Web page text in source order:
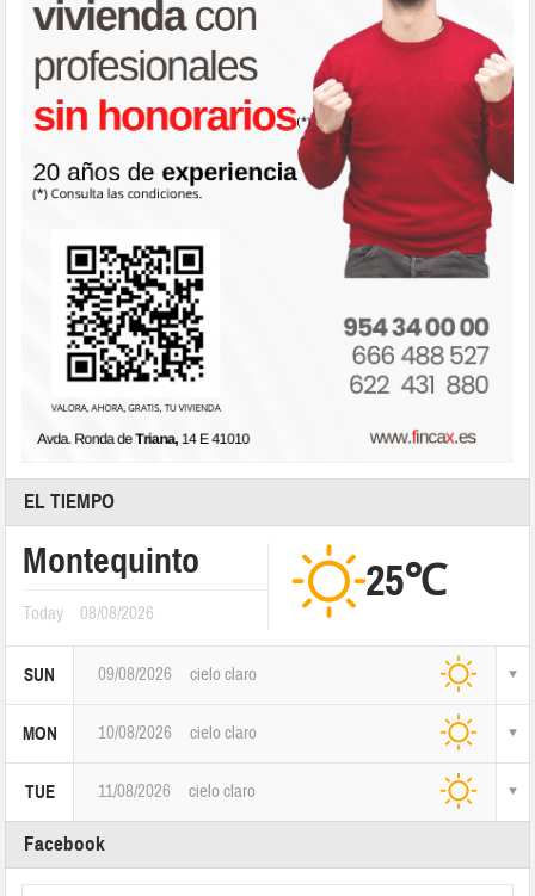
EL TIEMPO
Montequinto
Today 08/08/2026
25℃
SUN 09/08/2026 cielo claro
MON 10/08/2026 cielo claro
TUE 11/08/2026 cielo claro
Facebook